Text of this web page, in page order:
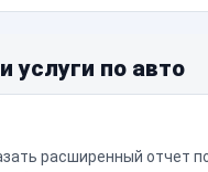
услуги по авто
расширенный отчет